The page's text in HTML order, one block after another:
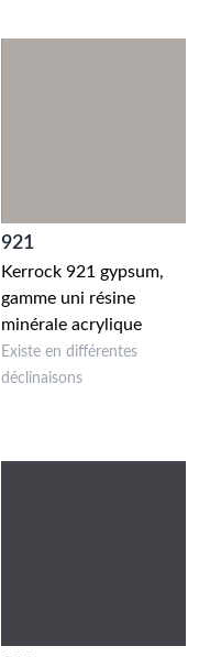
921
Kerrock 921 gypsum,
gamme uni résine
minérale acrylique
Existe en différentes
déclinaisons